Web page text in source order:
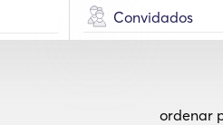
Convidados
ordenar